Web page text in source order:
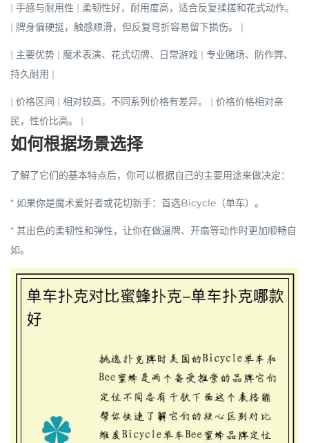
| 手感与耐用性 | 柔韧性好，耐用度高，适合反复揉搓和花式动作。
| 牌身偏硬挺，触感顺滑，但反复弯折容易留下损伤。 |
| 主要优势 | 魔术表演、 花式切牌、日常游戏 | 专业赌场、 防作弊、
持久耐用 |
| 价格区间 | 相对较高，不同系列价格有差异。 | 价格价格相对亲
民，性价比高。 |
如何根据场景选择
了解了它们的基本特点后，你可以根据自己的主要用途来做决定：
* 如果你是魔术爱好者或花切新手： 首选Bicycle（单车） 。
* 其出色的柔韧性和弹性，让你在做逼牌、开扇等动作时更加顺畅自
如。